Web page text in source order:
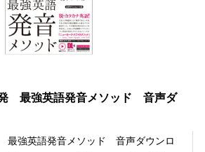
発 最強英語発音メソッド 音声ダ
最強英語発音メソッド 音声ダウンロ